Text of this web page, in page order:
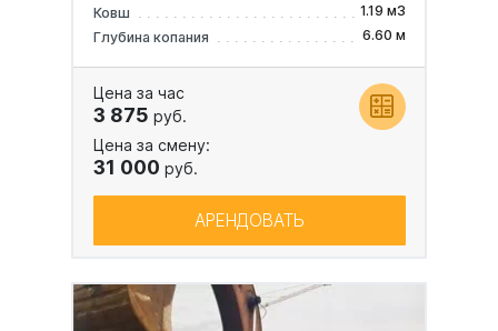
Ковш
1.19 м3
Глубина копания
6.60 м
Цена за час
3 875 руб.
Цена за смену:
31 000 руб.
АРЕНДОВАТЬ